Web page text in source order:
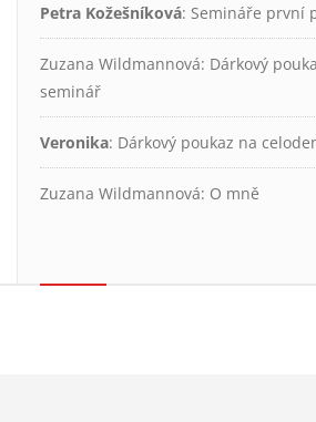
Petra Kožešníková: Semináře první
Zuzana Wildmannová: Dárkový
seminář
Veronika: Dárkový poukaz na
Zuzana Wildmannová: O mně